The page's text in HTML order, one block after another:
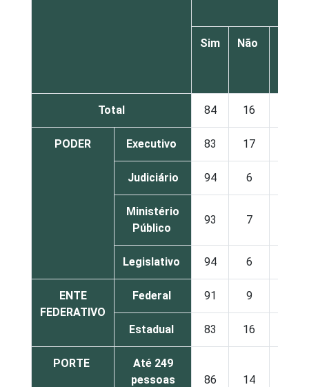
Sim Não
Total 84 16
PODER Executivo 83 17
Judiciário 94 6
Ministério
Público
93 7
Legislativo 94 6
ENTE
FEDERATIVO
Federal 91 9
Estadual 83 16
PORTE
Até 249
pessoas
86 14